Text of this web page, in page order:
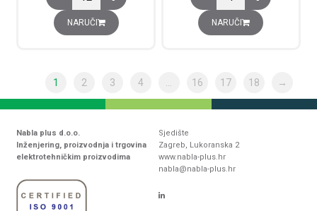
NARUČI NARUČI
1 2 3 4 16 17 18 →
Nabla plus d.o.o.
Inženjering, proizvodnja i trgovina
elektrotehničkim proizvodima
Sjedište
Zagreb, Lukoranska 2
www.nabla-plus.hr
nabla@nabla-plus.hr